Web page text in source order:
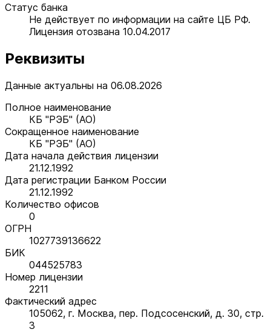
Статус банка
Не действует по информации на сайте ЦБ РФ.
Лицензия отозвана 10.04.2017
Реквизиты
Данные актуальны на 06.08.2026
Полное наименование
КБ "РЭБ" (АО)
Сокращенное наименование
КБ "РЭБ" (АО)
Дата начала действия лицензии
21.12.1992
Дата регистрации Банком России
21.12.1992
Количество офисов
0
ОГРН
1027739136622
БИК
044525783
Номер лицензии
2211
Фактический адрес
105062, г. Москва, пер. Подсосенский, д. 30, стр.
3